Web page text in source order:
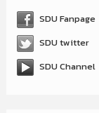
SDU Fanpage
SDU twitter
SDU Channel